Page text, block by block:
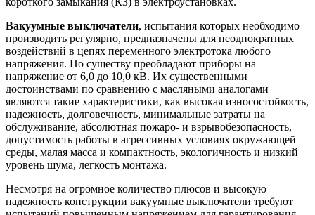
Вакуумные выключатели, испытания которых необходимо
производить регулярно, предназначены для неоднократных
воздействий в цепях переменного электротока любого
напряжения. По существу преобладают приборы на
напряжение от 6,0 до 10,0 кВ. Их существенными
достоинствами по сравнению с масляными аналогами
являются такие характеристики, как высокая износостойкость,
надежность, долговечность, минимальные затраты на
обслуживание, абсолютная пожаро- и взрывобезопасность,
допустимость работы в агрессивных условиях окружающей
среды, малая масса и компактность, экологичность и низкий
уровень шума, легкость монтажа.
Несмотря на огромное количество плюсов и высокую
надежность конструкции вакуумные выключатели требуют